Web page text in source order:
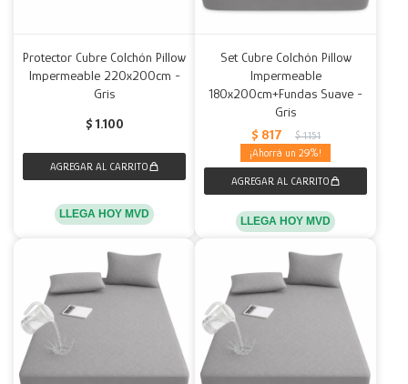
Protector Cubre Colchón Pillow
Impermeable 220x200cm -
Gris
$ 1.100
LLEGA HOY MVD
Set Cubre Colchón Pillow
Impermeable
180x200cm+Fundas Suave -
Gris
$ 817 $ 1.151
29
LLEGA HOY MVD